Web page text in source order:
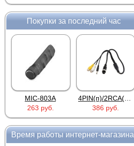
Покупки за последний час
MIC-803A
263 руб.
386 руб.
Время работы интернет-магазина